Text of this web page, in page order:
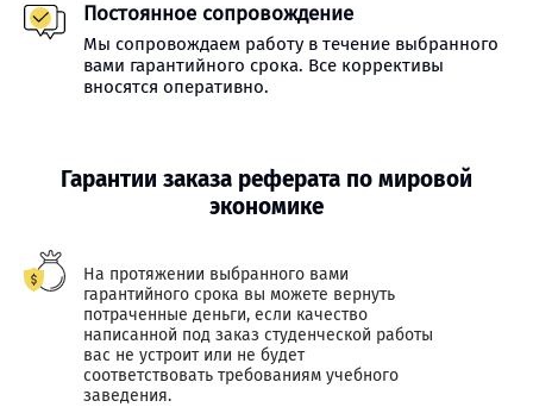
Постоянное сопровождение
Мы сопровождаем работу в течение выбранного
вами гарантийного срока. Все коррективы
вносятся оперативно.
Гарантии заказа реферата по мировой
экономике
На протяжении выбранного вами
гарантийного срока вы можете вернуть
потраченные деньги, если качество
написанной под заказ студенческой работы
вас не устроит или не будет
соответствовать требованиям учебного
заведения.